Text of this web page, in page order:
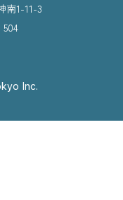
南1-11-3
Inc.